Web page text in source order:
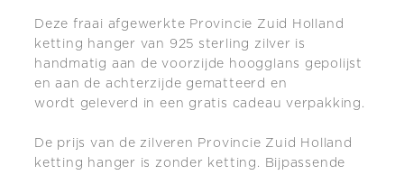
Deze fraai afgewerkte Provincie Zuid Holland
ketting hanger van 925 sterling zilver is
handmatig aan de voorzijde hoogglans gepolijst
en aan de achterzijde gematteerd en
wordt geleverd in een gratis cadeau verpakking.
De prijs van de zilveren Provincie Zuid Holland
ketting hanger is zonder ketting. Bijpassende